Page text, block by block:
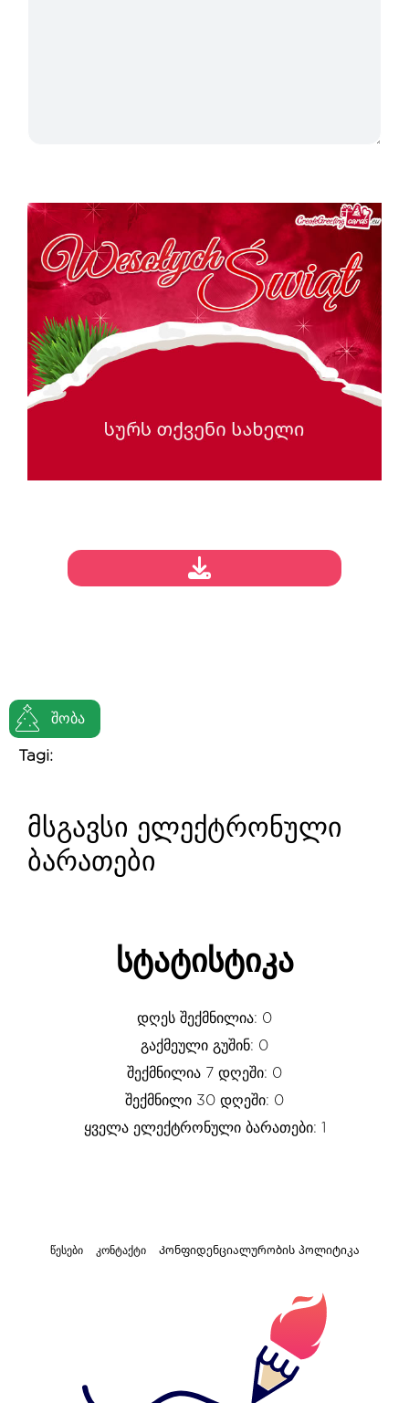
შობა
Tagi:
მსგავსი ელექტრონული
ბარათები
სტატისტიკა
დღეს შექმნილია: 0
გაქმეული გუშინ: 0
შექმნილია 7 დღეში: 0
შექმნილი 30 დღეში: 0
ყველა ელექტრონული ბარათები: 1
წესები კონტაქტი Კონფიდენციალურობის პოლიტიკა